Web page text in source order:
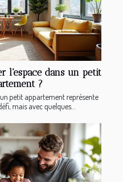
l'espace dans un petit
?
petit appartement représente
mais avec quelques...